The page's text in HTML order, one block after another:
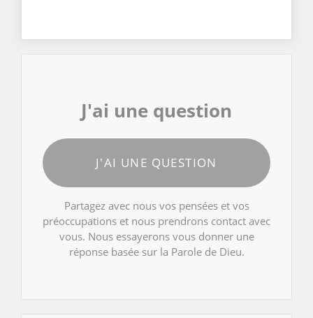
J'ai une question
J'AI UNE QUESTION
Partagez avec nous vos pensées et vos
préoccupations et nous prendrons contact avec
vous. Nous essayerons vous donner une
réponse basée sur la Parole de Dieu.